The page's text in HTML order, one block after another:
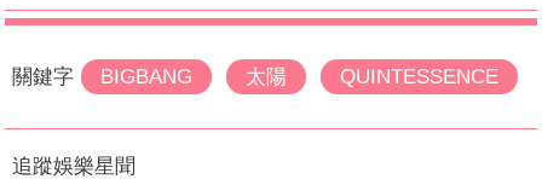
關鍵字 BIGBANG 太陽 QUINTESSENCE
追蹤娛樂星聞